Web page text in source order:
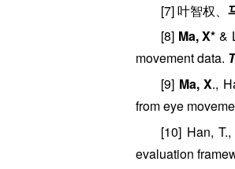
[7] 叶智权、
[8] Ma, X* &
movement data.
[9] Ma, X.,
from eye
[10] Han,
evaluation